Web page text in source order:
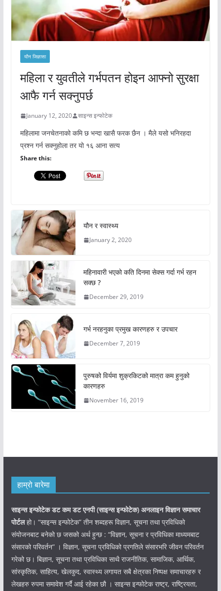
यौन जिज्ञासा
महिला र युवतीले गर्भपतन होइन आफ्नो सुरक्षा
आफै गर्न सक्नुपर्छ
January 12, 2020 साइन्स इन्फोटेक
महिलामा जनचेतनाको कमि छ भन्दा खासै फरक छैन । मैले यसो भनिरहदा
प्रश्न गर्न सक्नुहोला तर यो १६ आना सत्य
Share this:
यौन र स्वास्थ्य
January 2, 2020
महिनावारी भएको कति दिनमा सेक्स गर्दा गर्भ रहन
सक्छ ?
December 29, 2019
गर्भ नरहनुका प्रमुख कारणहरु र उपचार
December 7, 2019
पुरुषको विर्यमा शुक्रकिटको मात्रा कम हुनुको
कारणहरु
November 16, 2019
हाम्रो बारेमा
साइन्स इन्फोटेक डट कम डट एनपी (साइन्सइन्फोटेक) अनलाइन विज्ञान समाचार
पोर्टलहो। “साइन्स इन्फोटेक” तीन शब्दहरू विज्ञान, सूचना तथा प्रविधिको
संयोजनबाट बनेको छ जसको अर्थ हुन्छ : “विज्ञान, सूचना र प्रविधिका माध्यमबाट
संसारको परिवर्तन” । विज्ञान, सूचना प्रविधिको प्रगतिले संसारभरि जीवन परिवर्तन
गरेको छ। बिज्ञान, सूचना तथा प्रविधिका साथै राजनीतिक, सामाजिक, आर्थिक,
सांस्कृतिक, साहित्य, खेलकुद, स्वास्थ्य लगायत सबै क्षेत्रका निष्पक्ष समाचारहरु र
लेखहरु रुपमा समावेश गर्दै आई रहेका छौ । साइन्स इन्फोटेक राष्ट्र, राष्ट्रियता,